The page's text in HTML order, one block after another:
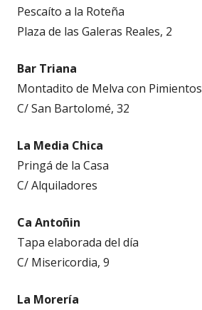
Pescaíto a la Roteña
Plaza de las Galeras Reales, 2
Bar Triana
Montadito de Melva con Pimientos
C/ San Bartolomé, 32
La Media Chica
Pringá de la Casa
C/ Alquiladores
Ca Antoñin
Tapa elaborada del día
C/ Misericordia, 9
La Morería